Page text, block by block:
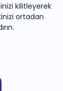
kilitleyerek
ortadan